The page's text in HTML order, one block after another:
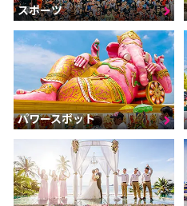
スポーツ
パワースポット